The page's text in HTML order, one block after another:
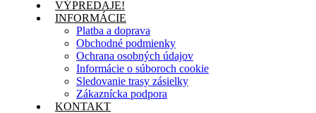
VÝPREDAJE!
INFORMÁCIE
Platba a doprava
Obchodné podmienky
Ochrana osobných údajov
Informácie o súboroch cookie
Sledovanie trasy zásielky
Zákaznícka podpora
KONTAKT